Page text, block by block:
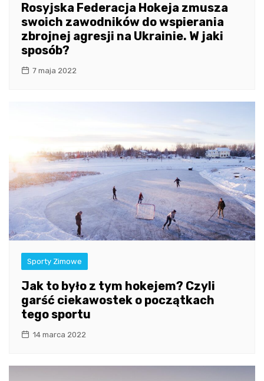
Rosyjska Federacja Hokeja zmusza
swoich zawodników do wspierania
zbrojnej agresji na Ukrainie. W jaki
sposób?
7 maja 2022
Sporty Zimowe
Jak to było z tym hokejem? Czyli
garść ciekawostek o początkach
tego sportu
14 marca 2022